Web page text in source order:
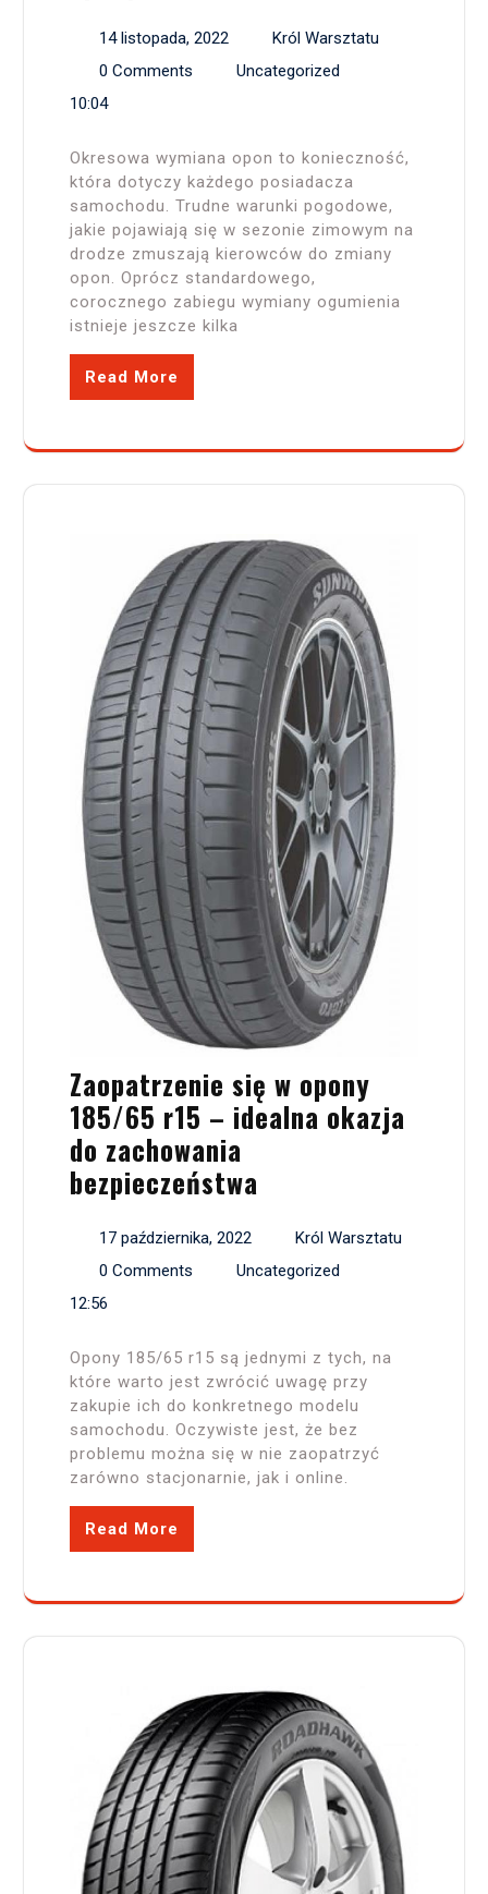
14 listopada, 2022
Król Warsztatu
0 Comments
Uncategorized
10:04
Okresowa wymiana opon to konieczność,
która dotyczy każdego posiadacza
samochodu. Trudne warunki pogodowe,
jakie pojawiają się w sezonie zimowym na
drodze zmuszają kierowców do zmiany
opon. Oprócz standardowego,
corocznego zabiegu wymiany ogumienia
istnieje jeszcze kilka
Read More
Zaopatrzenie się w opony
185/65 r15 – idealna okazja
do zachowania
bezpieczeństwa
17 października, 2022
Król Warsztatu
0 Comments
Uncategorized
12:56
Opony 185/65 r15 są jednymi z tych, na
które warto jest zwrócić uwagę przy
zakupie ich do konkretnego modelu
samochodu. Oczywiste jest, że bez
problemu można się w nie zaopatrzyć
zarówno stacjonarnie, jak i online.
Read More